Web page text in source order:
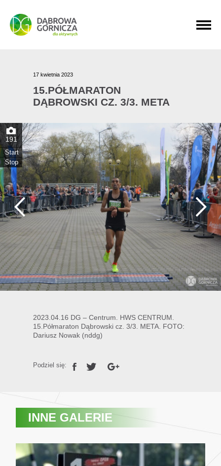
PRZEJDŹ DO MENU GŁÓWNEGO
PRZEJDŹ DO WYSZUKIWARKI
PRZEJDŹ DO TREŚCI
17 kwietnia 2023
15.PÓŁMARATON
DĄBROWSKI CZ. 3/3. META
191
Start
Stop
2023.04.16 DG – Centrum. HWS CENTRUM.
15.Półmaraton Dąbrowski cz. 3/3. META. FOTO:
Dariusz Nowak (nddg)
Podziel się:
INNE GALERIE